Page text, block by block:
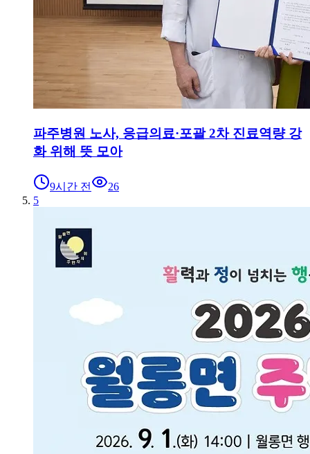
파주병원 노사, 응급의료·포괄 2차 진료역량 강
화 위해 뜻 모아
9시간 전
26
5